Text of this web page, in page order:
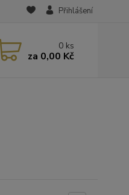
Přihlášení
0 ks
za 0,00 Kč